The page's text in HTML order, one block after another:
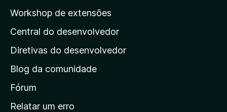
á
g
i
a
i
n
Workshop de extensões
Central do desenvolvedor
Diretivas do desenvolvedor
Blog da comunidade
Fórum
Relatar um erro